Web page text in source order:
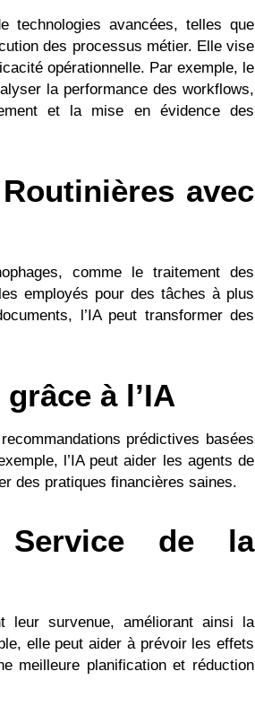
technologies avancées, telles que
des processus métier. Elle vise
opérationnelle. Par exemple, le
la performance des workflows,
et la mise en évidence des
avec
comme le traitement des
employés pour des tâches à plus
l’IA peut transformer des
à l’IA
prédictives basées
l’IA peut aider les agents de
des pratiques financières saines.
Service de la
leur survenue, améliorant ainsi la
elle peut aider à prévoir les effets
meilleure planification et réduction